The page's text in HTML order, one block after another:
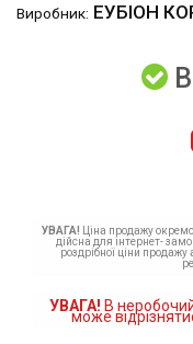
Виробник: ЕУБІОН
УВАГА! Ціна продажу
дійсна для інтернет-
роздрібної ціни продажу
УВАГА! В
може